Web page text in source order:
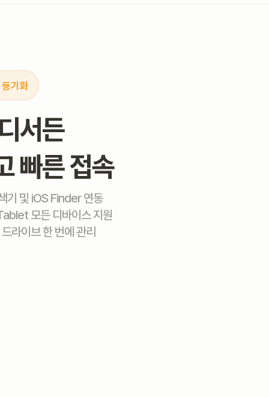
기화
서든
빠른 접속
기 및 iOS Finder 연동
모든 디바이스 지원
라이브 한 번에 관리